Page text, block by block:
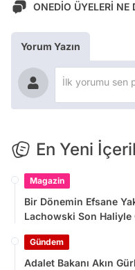
ONEDİO ÜYELERİ NE
Yorum Yazın
En Yeni
Magazin
Bir Dönemin Efsane
Lachowski Son Haliyle
Gündem
Adalet Bakanı Akın